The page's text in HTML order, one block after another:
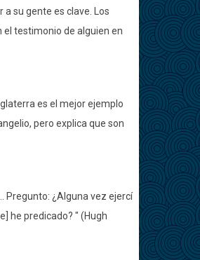
su gente es clave. Los
testimonio de alguien en
es el mejor ejemplo
pero explica que son
Pregunto: ¿Alguna vez ejercí
he predicado? " (Hugh